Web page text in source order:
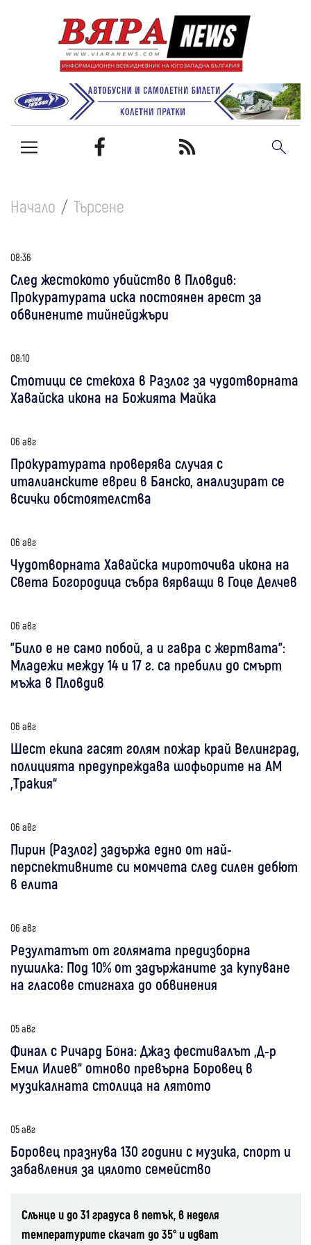
Начало Търсене
08:36
След жестокото убийство в Пловдив:
Прокуратурата иска постоянен арест за
обвинените тийнейджъри
08:10
Стотици се стекоха в Разлог за чудотворната
Хавайска икона на Божията Майка
06 авг
Прокуратурата проверява случая с
италианските евреи в Банско, анализират се
всички обстоятелства
06 авг
Чудотворната Хавайска мироточива икона на
Света Богородица събра вярващи в Гоце Делчев
06 авг
"Било е не само побой, а и гавра с жертвата":
Младежи между 14 и 17 г. са пребили до смърт
мъжа в Пловдив
06 авг
Шест екипа гасят голям пожар край Велинград,
полицията предупреждава шофьорите на АМ
„Тракия“
06 авг
Пирин (Разлог) задържа едно от най-
перспективните си момчета след силен дебют
в елита
06 авг
Резултатът от голямата предизборна
пушилка: Под 10% от задържаните за купуване
на гласове стигнаха до обвинения
05 авг
Финал с Ричард Бона: Джаз фестивалът „Д-р
Емил Илиев“ отново превърна Боровец в
музикалната столица на лятото
05 авг
Боровец празнува 130 години с музика, спорт и
забавления за цялото семейство
Слънце и до 31 градуса в петък, в неделя
температурите скачат до 35° и идват